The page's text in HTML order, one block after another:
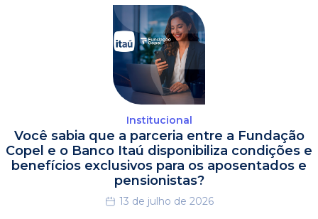
Institucional
Você sabia que a parceria entre a Fundação
Copel e o Banco Itaú disponibiliza condições e
benefícios exclusivos para os aposentados e
pensionistas?
13 de julho de 2026